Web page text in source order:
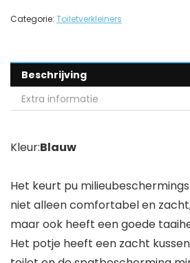
Categorie: Toiletverkleiners
Beschrijving
Extra informatie
Kleur:Blauw
Het keurt pu
niet alleen comfortabel en
maar ook heeft een goede
Het potje heeft een zacht